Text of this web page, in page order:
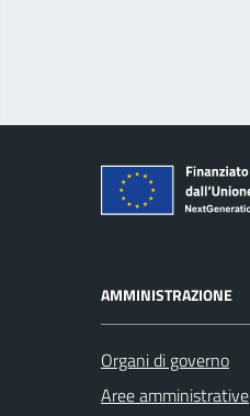
AMMINISTRAZIONE
Organi di governo
Aree amministrative